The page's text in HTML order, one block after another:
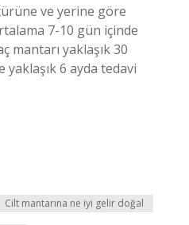
ve yerine göre
7-10 gün içinde
mantarı yaklaşık 30
yaklaşık 6 ayda tedavi
Cilt mantarına ne iyi gelir doğal